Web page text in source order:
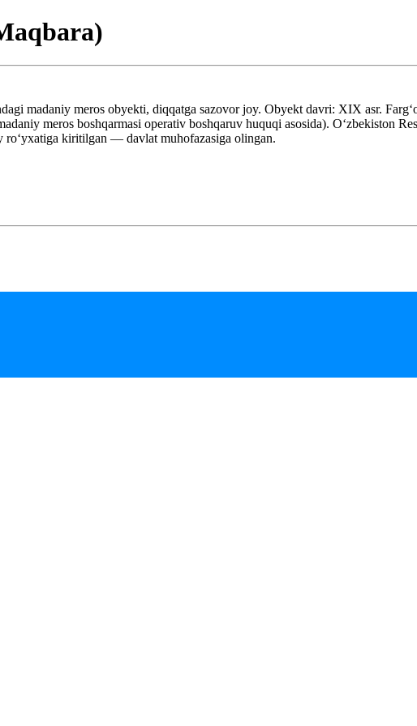
madaniy meros obyekti, diqqatga sazovor joy. Obyekt davri: XIX asr.
meros boshqarmasi operativ boshqaruv huquqi asosida). Oʻzbekiston
kiritilgan — davlat muhofazasiga olingan.